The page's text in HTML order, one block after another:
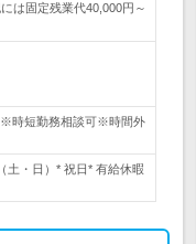
は固定残業代40,000円～
※時短勤務相談可※時間外
土・日）* 祝日* 有給休暇